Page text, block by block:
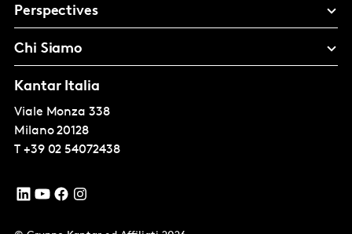
Perspectives
Chi Siamo
Kantar Italia
Viale Monza 338
Milano 20128
T +39 02 54072438